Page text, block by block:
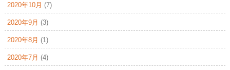
2020年10月 (7)
2020年9月 (3)
2020年8月 (1)
2020年7月 (4)